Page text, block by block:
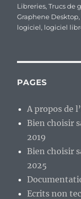
le
Libreries,Trucs de
Graphene Desktop,
logiciel, logiciel
PAGES
A propos de
Bien choisir
2019
Bien choisir
2025
Ecrits non